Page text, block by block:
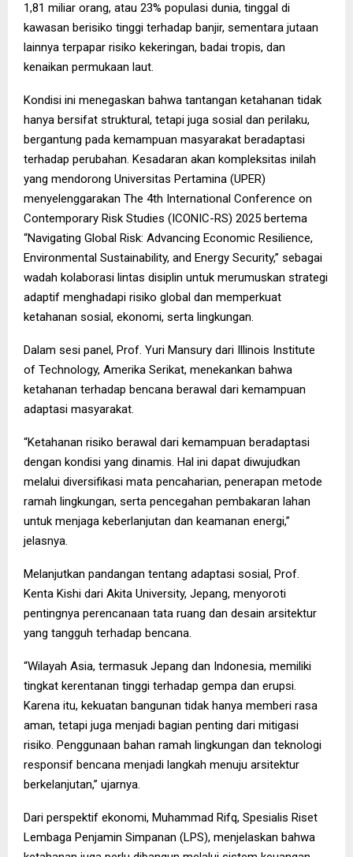
1,81 miliar orang, atau 23% populasi dunia, tinggal di
kawasan berisiko tinggi terhadap banjir, sementara jutaan
lainnya terpapar risiko kekeringan, badai tropis, dan
kenaikan permukaan laut.
Kondisi ini menegaskan bahwa tantangan ketahanan tidak
hanya bersifat struktural, tetapi juga sosial dan perilaku,
bergantung pada kemampuan masyarakat beradaptasi
terhadap perubahan. Kesadaran akan kompleksitas inilah
yang mendorong Universitas Pertamina (UPER)
menyelenggarakan The 4th International Conference on
Contemporary Risk Studies (ICONIC-RS) 2025 bertema
“Navigating Global Risk: Advancing Economic Resilience,
Environmental Sustainability, and Energy Security,” sebagai
wadah kolaborasi lintas disiplin untuk merumuskan strategi
adaptif menghadapi risiko global dan memperkuat
ketahanan sosial, ekonomi, serta lingkungan.
Dalam sesi panel, Prof. Yuri Mansury dari Illinois Institute
of Technology, Amerika Serikat, menekankan bahwa
ketahanan terhadap bencana berawal dari kemampuan
adaptasi masyarakat.
“Ketahanan risiko berawal dari kemampuan beradaptasi
dengan kondisi yang dinamis. Hal ini dapat diwujudkan
melalui diversifikasi mata pencaharian, penerapan metode
ramah lingkungan, serta pencegahan pembakaran lahan
untuk menjaga keberlanjutan dan keamanan energi,”
jelasnya.
Melanjutkan pandangan tentang adaptasi sosial, Prof.
Kenta Kishi dari Akita University, Jepang, menyoroti
pentingnya perencanaan tata ruang dan desain arsitektur
yang tangguh terhadap bencana.
“Wilayah Asia, termasuk Jepang dan Indonesia, memiliki
tingkat kerentanan tinggi terhadap gempa dan erupsi.
Karena itu, kekuatan bangunan tidak hanya memberi rasa
aman, tetapi juga menjadi bagian penting dari mitigasi
risiko. Penggunaan bahan ramah lingkungan dan teknologi
responsif bencana menjadi langkah menuju arsitektur
berkelanjutan,” ujarnya.
Dari perspektif ekonomi, Muhammad Rifq, Spesialis Riset
Lembaga Penjamin Simpanan (LPS), menjelaskan bahwa